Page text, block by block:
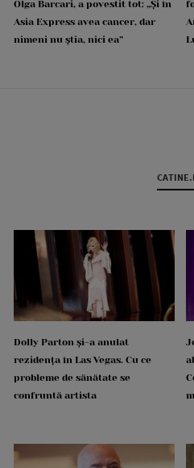
Olga Barcari, a povestit tot: „Și în
Asia Express avea cancer, dar
nimeni nu știa, nici ea”
Dolly Parton și-a anulat
rezidența în Las Vegas. Cu ce
probleme de sănătate se
confruntă artista